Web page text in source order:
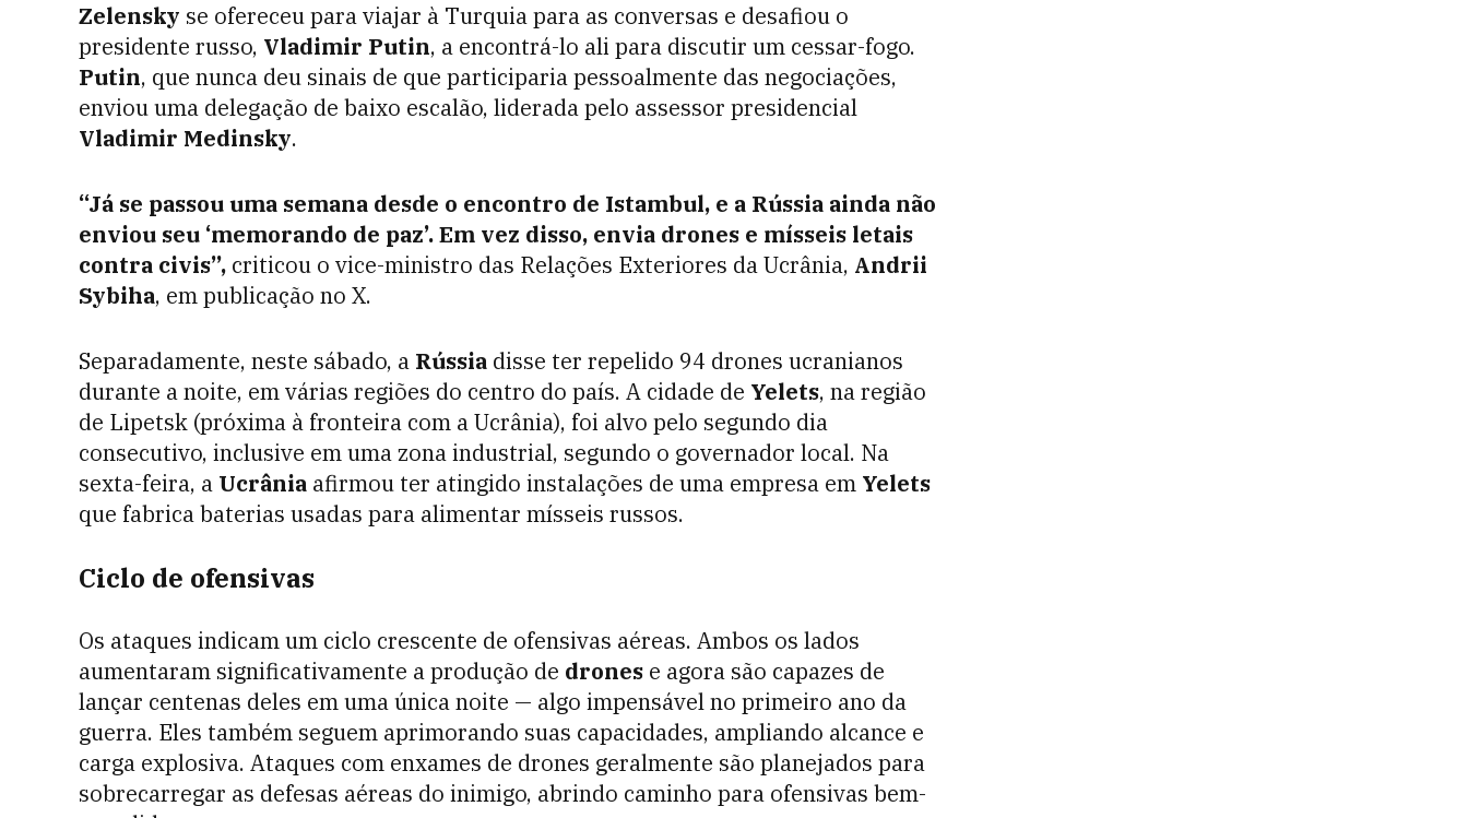
Zelensky se ofereceu para viajar à Turquia para as conversas e desafiou o
presidente russo, Vladimir Putin, a encontrá-lo ali para discutir um cessar-fogo.
Putin, que nunca deu sinais de que participaria pessoalmente das negociações,
enviou uma delegação de baixo escalão, liderada pelo assessor presidencial
Vladimir Medinsky.
“Já se passou uma semana desde o encontro de Istambul, e a Rússia ainda não
enviou seu ‘memorando de paz’. Em vez disso, envia drones e mísseis letais
contra civis”, criticou o vice-ministro das Relações Exteriores da Ucrânia, Andrii
Sybiha, em publicação no X.
Separadamente, neste sábado, a Rússia disse ter repelido 94 drones ucranianos
durante a noite, em várias regiões do centro do país. A cidade de Yelets, na região
de Lipetsk (próxima à fronteira com a Ucrânia), foi alvo pelo segundo dia
consecutivo, inclusive em uma zona industrial, segundo o governador local. Na
sexta-feira, a Ucrânia afirmou ter atingido instalações de uma empresa em Yelets
que fabrica baterias usadas para alimentar mísseis russos.
Ciclo de ofensivas
Os ataques indicam um ciclo crescente de ofensivas aéreas. Ambos os lados
aumentaram significativamente a produção de drones e agora são capazes de
lançar centenas deles em uma única noite — algo impensável no primeiro ano da
guerra. Eles também seguem aprimorando suas capacidades, ampliando alcance e
carga explosiva. Ataques com enxames de drones geralmente são planejados para
sobrecarregar as defesas aéreas do inimigo, abrindo caminho para ofensivas bem-